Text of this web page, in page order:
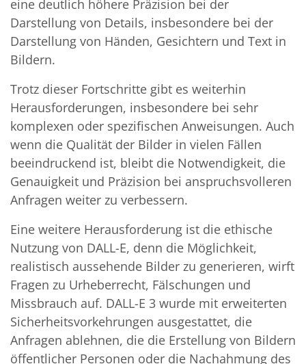
eine deutlich höhere Präzision bei der
Darstellung von Details, insbesondere bei der
Darstellung von Händen, Gesichtern und Text in
Bildern.
Trotz dieser Fortschritte gibt es weiterhin
Herausforderungen, insbesondere bei sehr
komplexen oder spezifischen Anweisungen. Auch
wenn die Qualität der Bilder in vielen Fällen
beeindruckend ist, bleibt die Notwendigkeit, die
Genauigkeit und Präzision bei anspruchsvolleren
Anfragen weiter zu verbessern.
Eine weitere Herausforderung ist die ethische
Nutzung von DALL-E, denn die Möglichkeit,
realistisch aussehende Bilder zu generieren, wirft
Fragen zu Urheberrecht, Fälschungen und
Missbrauch auf. DALL-E 3 wurde mit erweiterten
Sicherheitsvorkehrungen ausgestattet, die
Anfragen ablehnen, die die Erstellung von Bildern
öffentlicher Personen oder die Nachahmung des